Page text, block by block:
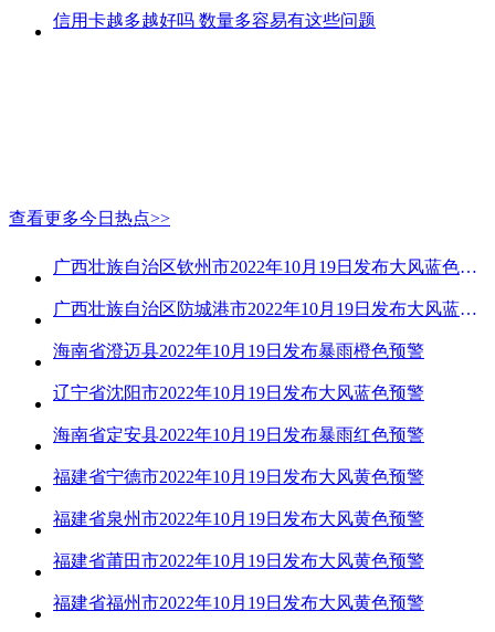
信用卡越多越好吗 数量多容易有这些问题
查看更多今日热点>>
广西壮族自治区钦州市2022年10月19日发布大风蓝色预警
广西壮族自治区防城港市2022年10月19日发布大风蓝色预警
海南省澄迈县2022年10月19日发布暴雨橙色预警
辽宁省沈阳市2022年10月19日发布大风蓝色预警
海南省定安县2022年10月19日发布暴雨红色预警
福建省宁德市2022年10月19日发布大风黄色预警
福建省泉州市2022年10月19日发布大风黄色预警
福建省莆田市2022年10月19日发布大风黄色预警
福建省福州市2022年10月19日发布大风黄色预警